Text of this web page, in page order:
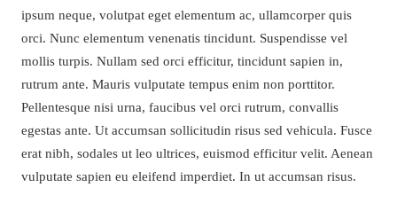
ipsum neque, volutpat eget elementum ac, ullamcorper quis
orci. Nunc elementum venenatis tincidunt. Suspendisse vel
mollis turpis. Nullam sed orci efficitur, tincidunt sapien in,
rutrum ante. Mauris vulputate tempus enim non porttitor.
Pellentesque nisi urna, faucibus vel orci rutrum, convallis
egestas ante. Ut accumsan sollicitudin risus sed vehicula. Fusce
erat nibh, sodales ut leo ultrices, euismod efficitur velit. Aenean
vulputate sapien eu eleifend imperdiet. In ut accumsan risus.